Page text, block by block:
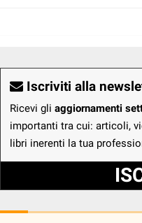
Iscriviti alla
Ricevi gli aggiornamenti
importanti tra cui: articoli,
libri inerenti la tua